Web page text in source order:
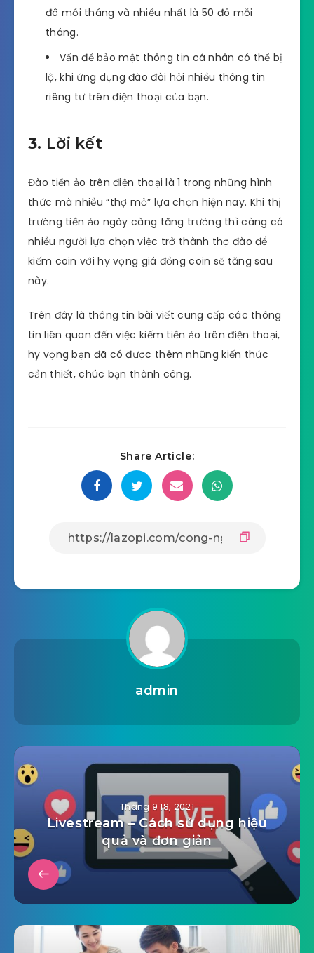
đô mỗi tháng và nhiều nhất là 50 đô mỗi
tháng.
Vấn đề bảo mật thông tin cá nhân có thể bị
lộ, khi ứng dụng đào đòi hỏi nhiều thông tin
riêng tư trên điện thoại của bạn.
3. Lời kết
Đào tiền ảo trên điện thoại là 1 trong những hình
thức mà nhiều “thợ mỏ” lựa chọn hiện nay. Khi thị
trường tiền ảo ngày càng tăng trưởng thì càng có
nhiều người lựa chọn việc trở thành thợ đào để
kiếm coin với hy vọng giá đồng coin sẽ tăng sau
này.
Trên đây là thông tin bài viết cung cấp các thông
tin liên quan đến việc kiếm tiền ảo trên điện thoại,
hy vọng bạn đã có được thêm những kiến thức
cần thiết, chúc bạn thành công.
Share Article:
admin
Tháng 9 18, 2021
Livestream – Cách sử dụng hiệu
quả và đơn giản